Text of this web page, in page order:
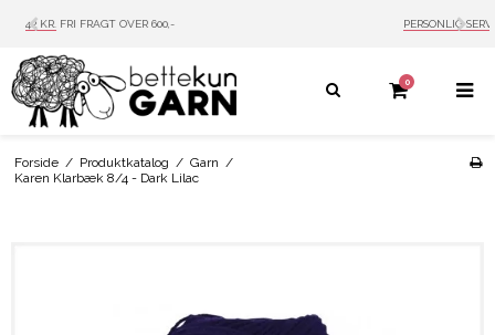
PERSONLIG SERVICE MAIL: INFO@BETTEKUN.DK
0
Forside / Produktkatalog / Garn /
Karen Klarbæk 8/4 - Dark Lilac